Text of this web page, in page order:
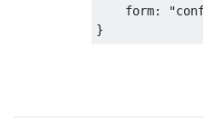
    form
:
}